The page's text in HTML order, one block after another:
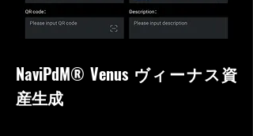
NaviPdM® Venus ヴィーナス資
産生成